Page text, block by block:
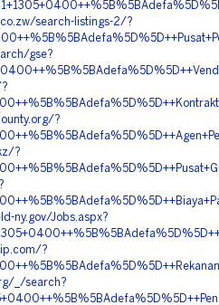
search-listings-2/?
gse?
?
?
ny.gov/Jobs.aspx?
?
_/search?